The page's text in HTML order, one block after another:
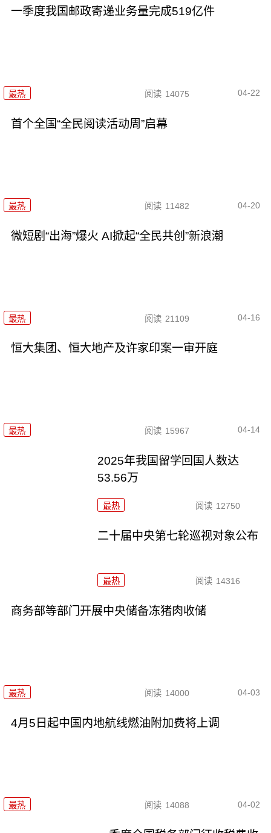
一季度我国邮政寄递业务量完成519亿件
最热 阅读 14075 04-22
首个全国“全民阅读活动周”启幕
最热 阅读 11482 04-20
微短剧“出海”爆火 AI掀起“全民共创”新浪潮
最热 阅读 21109 04-16
恒大集团、恒大地产及许家印案一审开庭
最热 阅读 15967 04-14
2025年我国留学回国人数达
53.56万
最热 阅读 12750
二十届中央第七轮巡视对象公布
最热 阅读 14316
商务部等部门开展中央储备冻猪肉收储
最热 阅读 14000 04-03
4月5日起中国内地航线燃油附加费将上调
最热 阅读 14088 04-02